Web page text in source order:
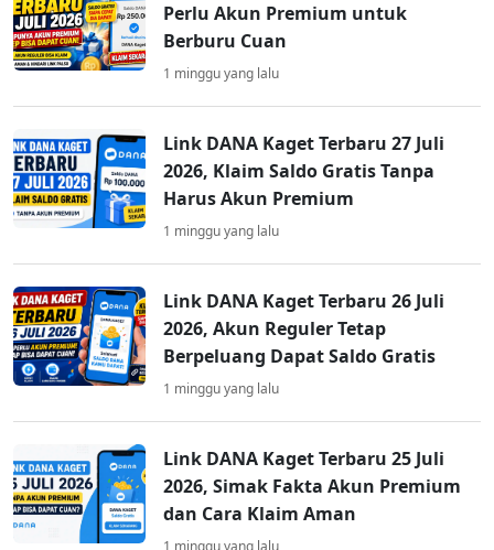
Perlu Akun Premium untuk
Berburu Cuan
1 minggu yang lalu
Link DANA Kaget Terbaru 27 Juli
2026, Klaim Saldo Gratis Tanpa
Harus Akun Premium
1 minggu yang lalu
Link DANA Kaget Terbaru 26 Juli
2026, Akun Reguler Tetap
Berpeluang Dapat Saldo Gratis
1 minggu yang lalu
Link DANA Kaget Terbaru 25 Juli
2026, Simak Fakta Akun Premium
dan Cara Klaim Aman